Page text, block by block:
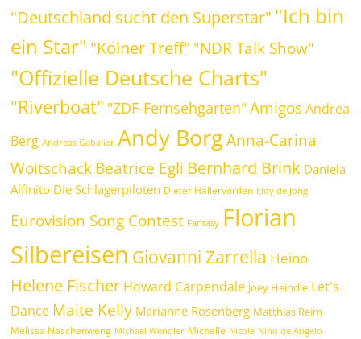
"Deutschland sucht den Superstar" "Ich bin
ein Star" "Kölner Treff" "NDR Talk Show"
"Offizielle Deutsche Charts"
"Riverboat" "ZDF-Fernsehgarten" Amigos Andrea
Berg Andreas Gabalier Andy Borg Anna-Carina
WoitschackBeatrice Egli Bernhard Brink Daniela
Alfinito Die Schlagerpiloten Dieter Hallervorden Eloy de Jong
Eurovision Song Contest Fantasy Florian
Silbereisen Giovanni Zarrella Heino
Helene Fischer Howard Carpendale Joey Heindle Let's
Dance Maite Kelly Marianne Rosenberg Matthias Reim
Melissa Naschenweng Michael Wendler Michelle Nicole Nino de Angelo